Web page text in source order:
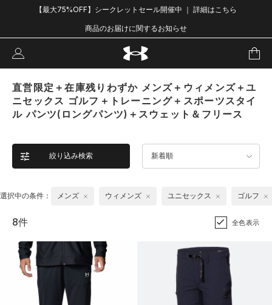
【最大75%OFF】シークレットセール開催中 ｜ 詳細はこちら
商品のお届けに関するお知らせ
直営限定＋在庫残りわずか メンズ＋ウィメンズ＋ユ
ニセックス ゴルフ＋トレーニング＋スポーツスタイ
ル パンツ(ロングパンツ)＋スウェット＆フリース
絞り込み検索 新着順
選択中の条件： メンズ ウィメンズ ユニセックス ゴルフ
8件 全色表示